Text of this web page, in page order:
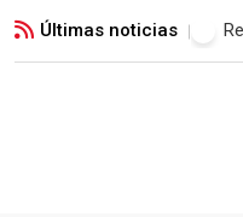
Últimas noticias